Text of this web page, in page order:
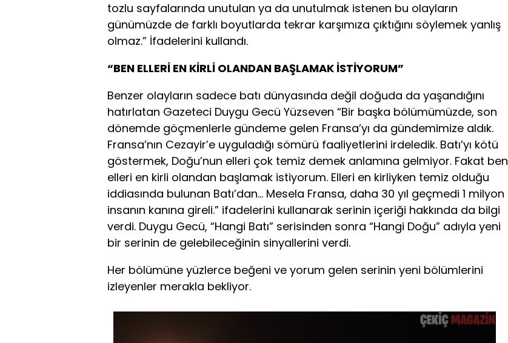
tozlu sayfalarında unutulan ya da unutulmak istenen bu olayların
günümüzde de farklı boyutlarda tekrar karşımıza çıktığını söylemek yanlış
olmaz.” İfadelerini kullandı.
“BEN ELLERİ EN KİRLİ OLANDAN BAŞLAMAK İSTİYORUM”
Benzer olayların sadece batı dünyasında değil doğuda da yaşandığını
hatırlatan Gazeteci Duygu Gecü Yüzseven “Bir başka bölümümüzde, son
dönemde göçmenlerle gündeme gelen Fransa’yı da gündemimize aldık.
Fransa’nın Cezayir’e uyguladığı sömürü faaliyetlerini irdeledik. Batı’yı kötü
göstermek, Doğu’nun elleri çok temiz demek anlamına gelmiyor. Fakat ben
elleri en kirli olandan başlamak istiyorum. Elleri en kirliyken temiz olduğu
iddiasında bulunan Batı’dan… Mesela Fransa, daha 30 yıl geçmedi 1 milyon
insanın kanına gireli.” ifadelerini kullanarak serinin içeriği hakkında da bilgi
verdi. Duygu Gecü, “Hangi Batı” serisinden sonra “Hangi Doğu” adıyla yeni
bir serinin de gelebileceğinin sinyallerini verdi.
Her bölümüne yüzlerce beğeni ve yorum gelen serinin yeni bölümlerini
izleyenler merakla bekliyor.